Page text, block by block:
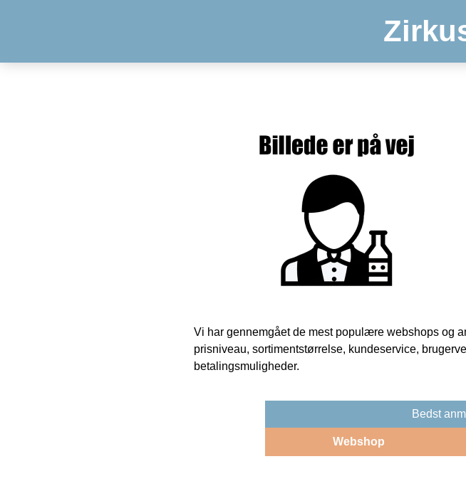
Vi har gennemgået de mest populære webshops og
prisniveau, sortimentstørrelse, kundeservice,
betalingsmuligheder.
Bedst
Webshop